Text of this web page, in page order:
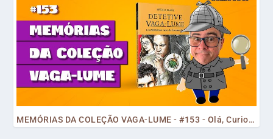
MEMÓRIAS DA COLEÇÃO VAGA-LUME - #153 - Olá, Curiosos! 2023